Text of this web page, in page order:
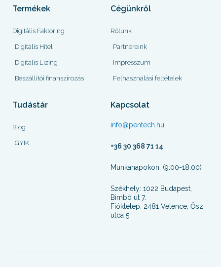
Termékek
Digitális Faktoring
Digitális Hitel
Digitális Lízing
Beszállítói finanszírozás
Cégünkről
Rólunk
Partnereink
Impresszum
Felhasználási feltételek
Tudástár
Blog
GYIK
Kapcsolat
info@pentech.hu
+36 30 368 71 14
Munkanapokon: (9:00-18:00)
Székhely: 1022 Budapest,
Bimbó út 7.
Fióktelep: 2481 Velence, Ősz
utca 5.